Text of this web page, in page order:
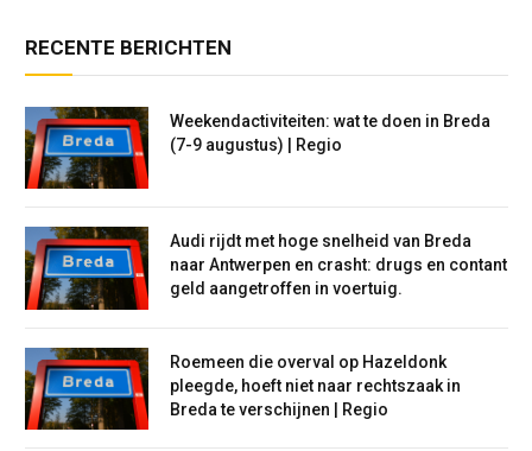
RECENTE BERICHTEN
Weekendactiviteiten: wat te doen in Breda
(7-9 augustus) | Regio
Audi rijdt met hoge snelheid van Breda
naar Antwerpen en crasht: drugs en contant
geld aangetroffen in voertuig.
Roemeen die overval op Hazeldonk
pleegde, hoeft niet naar rechtszaak in
Breda te verschijnen | Regio